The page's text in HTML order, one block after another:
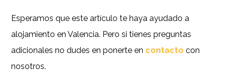
Esperamos que este artículo te haya ayudado a
alojamiento en Valencia. Pero si tienes preguntas
adicionales no dudes en ponerte en contacto con
nosotros.